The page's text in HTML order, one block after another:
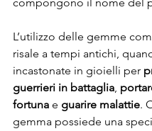
L’utilizzo delle gemme
risale a tempi antichi,
incastonate in gioielli per
guerrieri in battaglia,
fortuna e guarire malattie.
gemma possiede una